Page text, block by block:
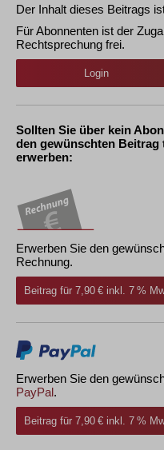
Der Inhalt dieses Beitrags
Für Abonnenten ist der
Rechtsprechung frei.
Login
Sollten Sie über kein
den gewünschten
erwerben:
Erwerben Sie den
Rechnung.
Beitrag für 7,90 € inkl. 7 %
Erwerben Sie den
PayPal.
Beitrag für 7,90 € inkl. 7 %